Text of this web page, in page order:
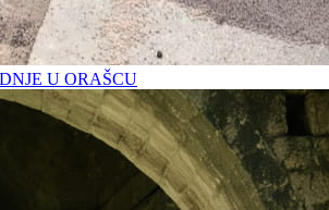
U ORAŠCU